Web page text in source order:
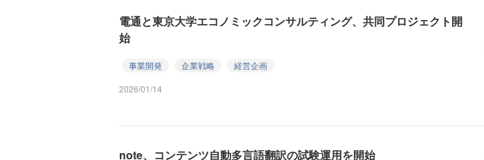
電通と東京大学エコノミックコンサルティング、共同プロジェクト開
始
事業開発 企業戦略
経営企画
2026/01/14
note、コンテンツ自動多言語翻訳の試験運用を開始